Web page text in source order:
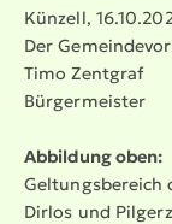
Künzell,
Der
Timo Zentgraf
Bürger­meister
Abbildung oben:
Geltungs­be­reich
Dirlos und